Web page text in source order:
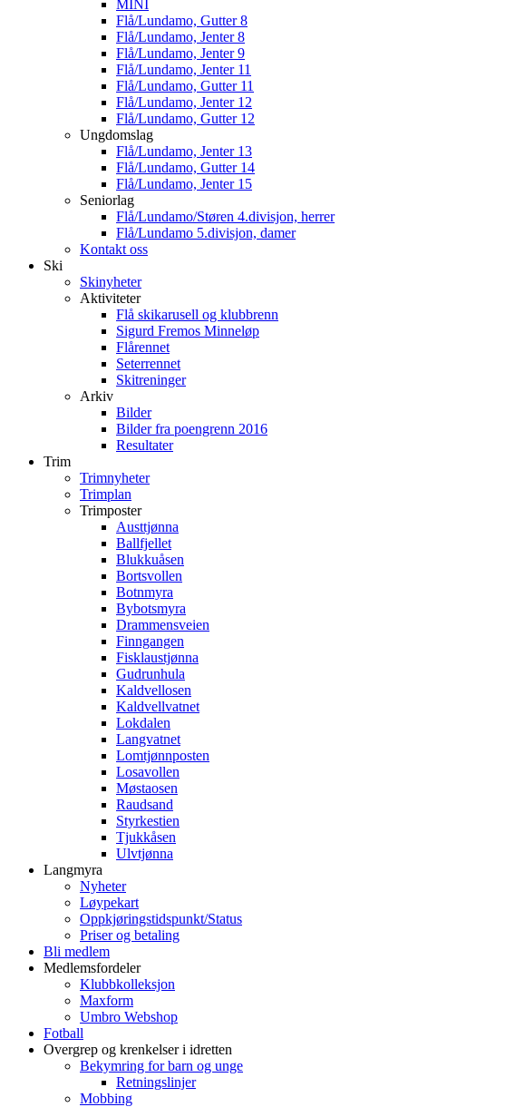
MINI
Flå/Lundamo, Gutter 8
Flå/Lundamo, Jenter 8
Flå/Lundamo, Jenter 9
Flå/Lundamo, Jenter 11
Flå/Lundamo, Gutter 11
Flå/Lundamo, Jenter 12
Flå/Lundamo, Gutter 12
Ungdomslag
Flå/Lundamo, Jenter 13
Flå/Lundamo, Gutter 14
Flå/Lundamo, Jenter 15
Seniorlag
Flå/Lundamo/Støren 4.divisjon, herrer
Flå/Lundamo 5.divisjon, damer
Kontakt oss
Ski
Skinyheter
Aktiviteter
Flå skikarusell og klubbrenn
Sigurd Fremos Minneløp
Flårennet
Seterrennet
Skitreninger
Arkiv
Bilder
Bilder fra poengrenn 2016
Resultater
Trim
Trimnyheter
Trimplan
Trimposter
Austtjønna
Ballfjellet
Blukkuåsen
Bortsvollen
Botnmyra
Bybotsmyra
Drammensveien
Finngangen
Fisklaustjønna
Gudrunhula
Kaldvellosen
Kaldvellvatnet
Lokdalen
Langvatnet
Lomtjønnposten
Losavollen
Møstaosen
Raudsand
Styrkestien
Tjukkåsen
Ulvtjønna
Langmyra
Nyheter
Løypekart
Oppkjøringstidspunkt/Status
Priser og betaling
Bli medlem
Medlemsfordeler
Klubbkolleksjon
Maxform
Umbro Webshop
Fotball
Overgrep og krenkelser i idretten
Bekymring for barn og unge
Retningslinjer
Mobbing